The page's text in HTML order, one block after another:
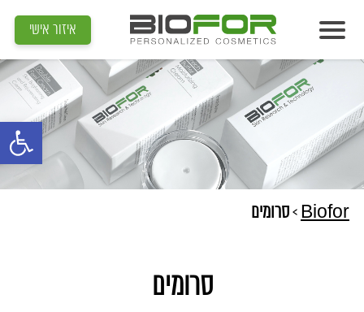
פתח סרגל
אודות
מוצרים
תוצאות
מדיה
צור קשר
איזור אישי
Biofor
>סרומים
סרומים